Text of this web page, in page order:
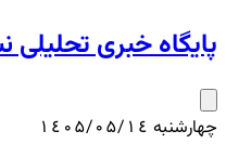
پایگاه خبری تحلیلی
چهارشنبه ۱٤۰۵/۰۵/۱٤